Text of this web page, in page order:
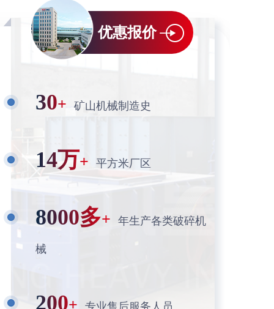
优惠报价
30+ 矿山机械制造史
14万+ 平方米厂区
8000多+ 年生产各类破碎机
械
200+ 专业售后服务人员